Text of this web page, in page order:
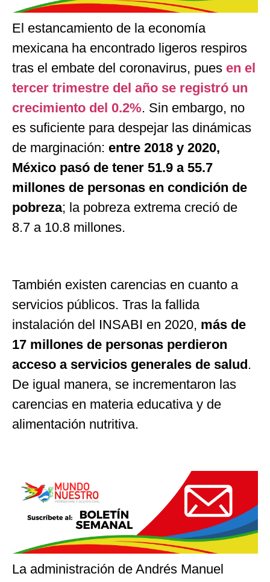
El estancamiento de la economía
mexicana ha encontrado ligeros respiros
tras el embate del coronavirus, pues en el
tercer trimestre del año se registró un
crecimiento del 0.2%. Sin embargo, no
es suficiente para despejar las dinámicas
de marginación: entre 2018 y 2020,
México pasó de tener 51.9 a 55.7
millones de personas en condición de
pobreza; la pobreza extrema creció de
8.7 a 10.8 millones.
También existen carencias en cuanto a
servicios públicos. Tras la fallida
instalación del INSABI en 2020, más de
17 millones de personas perdieron
acceso a servicios generales de salud.
De igual manera, se incrementaron las
carencias en materia educativa y de
alimentación nutritiva.
La administración de Andrés Manuel